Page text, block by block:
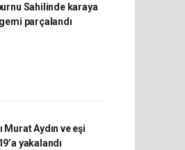
Sahilinde karaya
parçalandı
Murat Aydın ve eşi
yakalandı